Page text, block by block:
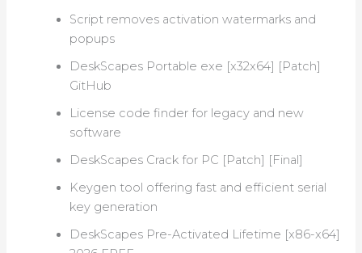
Script removes activation watermarks and
popups
DeskScapes Portable exe [x32x64] [Patch]
GitHub
License code finder for legacy and new
software
DeskScapes Crack for PC [Patch] [Final]
Keygen tool offering fast and efficient serial
key generation
DeskScapes Pre-Activated Lifetime [x86-x64]